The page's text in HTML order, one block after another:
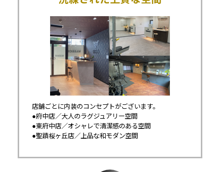
店舗ごとに内装のコンセプトがございます。
●府中店／大人のラグジュアリー空間
●東府中店／オシャレで清潔感のある空間
●聖蹟桜ヶ丘店／上品な和モダン空間